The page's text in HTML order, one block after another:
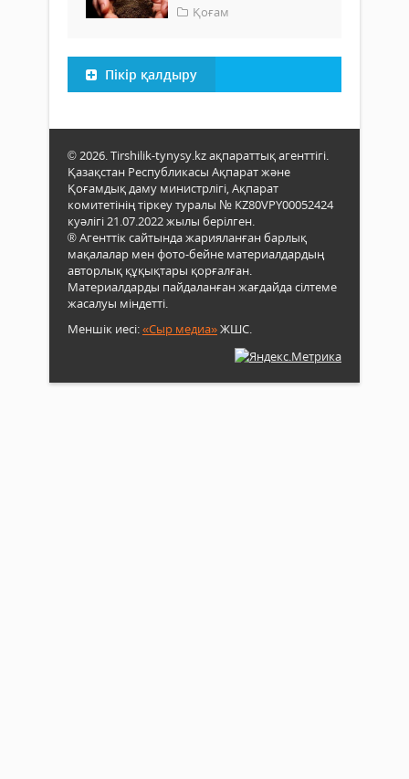
Қоғам
Пікір қалдыру
© 2026. Tirshilik-tynysy.kz ақпараттық агенттігі.
Қазақстан Республикасы Ақпарат және
Қоғамдық даму министрлігі, Ақпарат
комитетінің тіркеу туралы № KZ80VPY00052424
куәлігі 21.07.2022 жылы берілген.
® Агенттік сайтында жарияланған барлық
мақалалар мен фото-бейне материалдардың
авторлық құқықтары қорғалған.
Материалдарды пайдаланған жағдайда сілтеме
жасалуы міндетті.
Меншік иесі:«Сыр медиа»ЖШС.